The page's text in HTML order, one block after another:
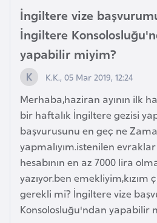
İngiltere vize
İngiltere
yapabilir miyim?
K.K., 05 Mar 2019, 12:24
Merhaba,haziran ayının ilk
bir haftalık İngiltere gezisi
başvurusunu en geç ne
yapmalıyım.istenilen
hesabının en az 7000 lira
yazıyor.ben emekliyim,kızım
gerekli mi? İngiltere vize
Konsolosluğu'ndan yapabilir
o
Ç
a
d
Ç
e
k
C
u
m
h